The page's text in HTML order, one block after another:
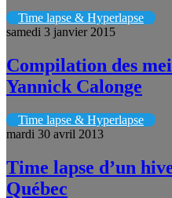
Time lapse & Hyperlapse
samedi 3 janvier 2015
Compilation des
Yannick Calonge
Time lapse & Hyperlapse
mardi 30 avril 2013
Time lapse d’un
Québec